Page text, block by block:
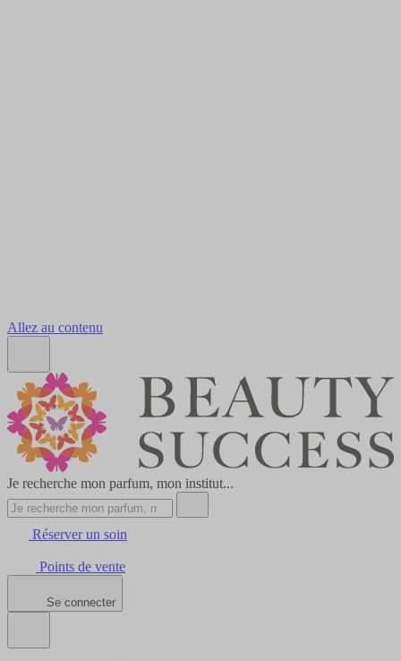
Allez au contenu
Je recherche mon parfum, mon institut...
Réserver un soin
Points de vente
Se connecter